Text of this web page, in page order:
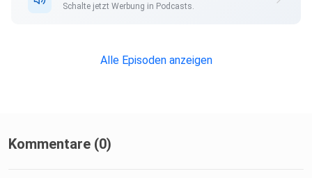
Schalte jetzt Werbung in Podcasts.
Alle Episoden anzeigen
Kommentare (0)